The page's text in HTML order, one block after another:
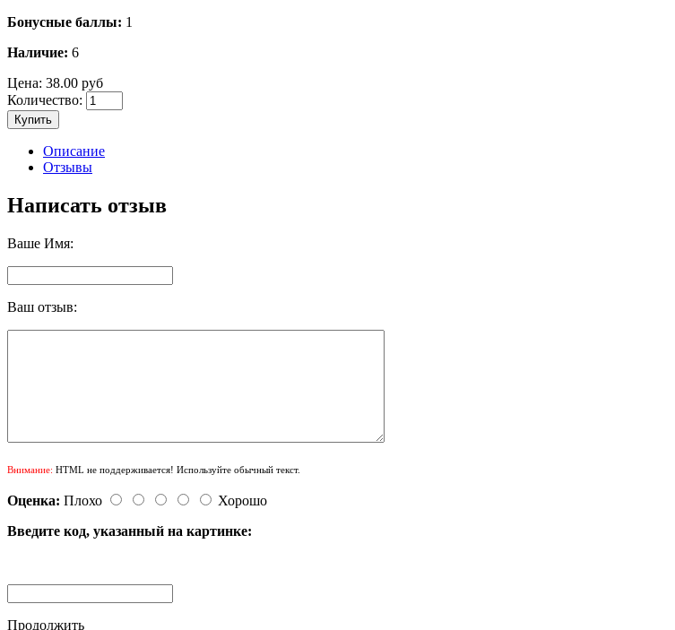
Бонусные баллы: 1
Наличие: 6
Цена: 38.00 руб
Количество:
Купить
Описание
Отзывы
Написать отзыв
Ваше Имя:
Ваш отзыв:
Внимание: HTML не поддерживается! Используйте обычный текст.
Оценка: Плохо
Хорошо
Введите код, указанный на картинке:
Продолжить